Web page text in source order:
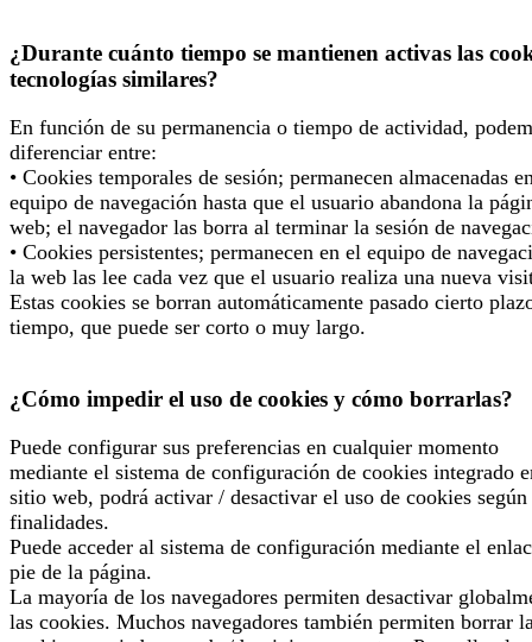
¿Durante cuánto tiempo se mantienen activas las
tecnologías similares?
En función de su permanencia o tiempo de actividad,
diferenciar entre:
• Cookies temporales de sesión; permanecen almacenadas
equipo de navegación hasta que el usuario abandona la
web; el navegador las borra al terminar la sesión de
• Cookies persistentes; permanecen en el equipo de
la web las lee cada vez que el usuario realiza una nueva
Estas cookies se borran automáticamente pasado cierto
tiempo, que puede ser corto o muy largo.
¿Cómo impedir el uso de cookies y cómo borrarlas?
Puede configurar sus preferencias en cualquier momento
mediante el sistema de configuración de cookies integrado
sitio web, podrá activar / desactivar el uso de cookies según
finalidades.
Puede acceder al sistema de configuración mediante el
pie de la página.
La mayoría de los navegadores permiten desactivar
las cookies. Muchos navegadores también permiten borrar